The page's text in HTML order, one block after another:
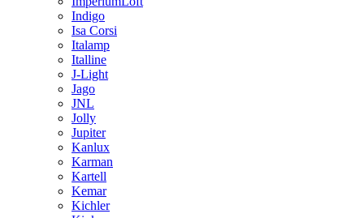
Indigo
Isa Corsi
Italamp
Italline
J-Light
Jago
JNL
Jolly
Jupiter
Kanlux
Karman
Kartell
Kemar
Kichler